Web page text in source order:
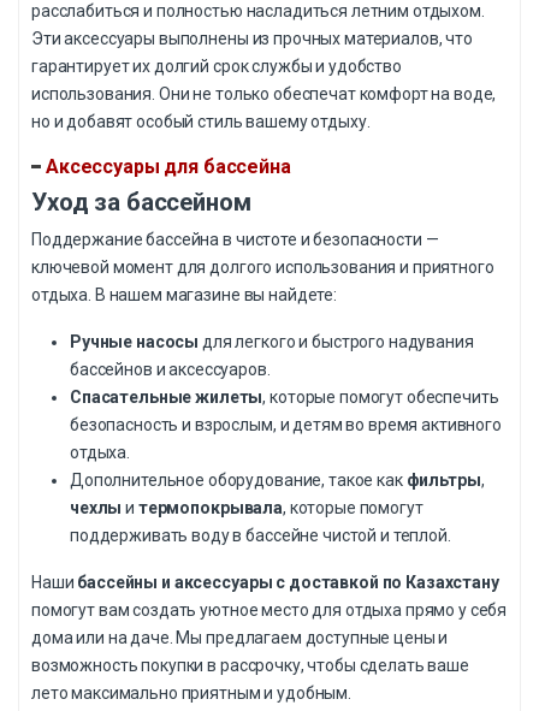
расслабиться и полностью насладиться летним отдыхом.
Эти аксессуары выполнены из прочных материалов, что
гарантирует их долгий срок службы и удобство
использования. Они не только обеспечат комфорт на воде,
но и добавят особый стиль вашему отдыху.
Аксессуары для бассейна
Уход за бассейном
Поддержание бассейна в чистоте и безопасности —
ключевой момент для долгого использования и приятного
отдыха. В нашем магазине вы найдете:
Ручные насосы для легкого и быстрого надувания
бассейнов и аксессуаров.
Спасательные жилеты, которые помогут обеспечить
безопасность и взрослым, и детям во время активного
отдыха.
Дополнительное оборудование, такое как фильтры,
чехлы и термопокрывала, которые помогут
поддерживать воду в бассейне чистой и теплой.
Наши бассейны и аксессуары с доставкой по Казахстану
помогут вам создать уютное место для отдыха прямо у себя
дома или на даче. Мы предлагаем доступные цены и
возможность покупки в рассрочку, чтобы сделать ваше
лето максимально приятным и удобным.